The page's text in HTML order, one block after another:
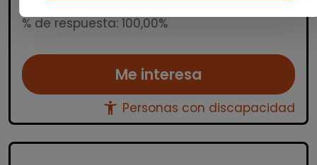
% de respuesta: 100,00%
Me interesa
accessibility_new Personas con discapacidad